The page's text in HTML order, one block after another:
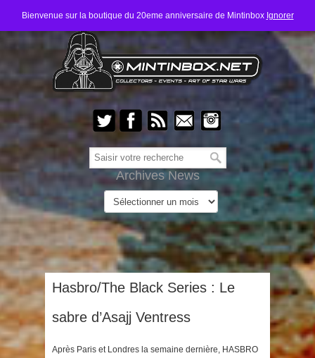
Bienvenue sur la boutique du 20eme anniversaire de Mintinbox Ignorer
Archives News
Hasbro/The Black Series : Le
sabre d’Asajj Ventress
Après Paris et Londres la semaine dernière, HASBRO